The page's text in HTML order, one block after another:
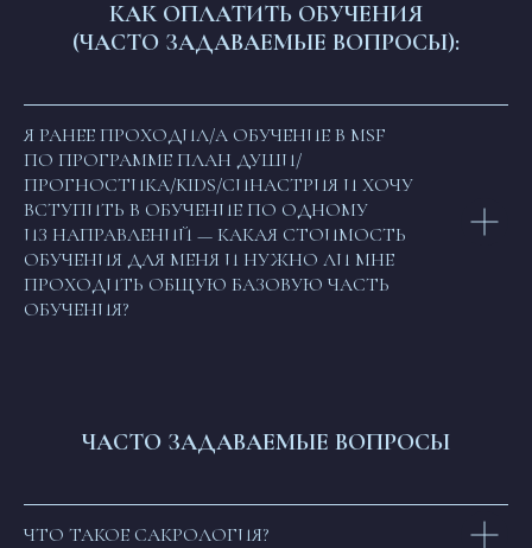
КАК ОПЛАТИТЬ ОБУЧЕНИЯ
(ЧАСТО ЗАДАВАЕМЫЕ ВОПРОСЫ):
Я РАНЕЕ ПРОХОДИЛ/А ОБУЧЕНИЕ В MSF
ПО ПРОГРАММЕ ПЛАН ДУШИ/
ПРОГНОСТИКА/KIDS/СИНАСТРИЯ И ХОЧУ
ВСТУПИТЬ В ОБУЧЕНИЕ ПО ОДНОМУ
ИЗ НАПРАВЛЕНИЙ — КАКАЯ СТОИМОСТЬ
ОБУЧЕНИЯ ДЛЯ МЕНЯ И НУЖНО ЛИ МНЕ
ПРОХОДИТЬ ОБЩУЮ БАЗОВУЮ ЧАСТЬ
ОБУЧЕНИЯ?
ЧАСТО ЗАДАВАЕМЫЕ ВОПРОСЫ
ЧТО ТАКОЕ САКРОЛОГИЯ?
О НАС
INSTAGRAM* MSF
Защита авторских прав
персональных данныхи соглашаюсь с ответственностью
Патент на Товарный Знак номер 1080007
образовательной деятельности
Патент на Логотип номер 986658
(знак обслуживания) номер 1095908
*деятельность компании Meta
Platforms, Inc. (социальные сети
Instagram, Facebook) запрещена